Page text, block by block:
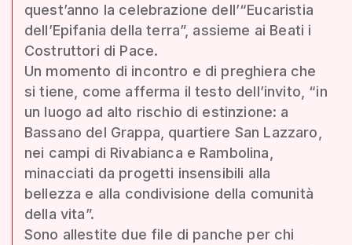
quest’anno la celebrazione dell’“Eucaristia
dell’Epifania della terra”, assieme ai Beati i
Costruttori di Pace.
Un momento di incontro e di preghiera che
si tiene, come afferma il testo dell’invito, “in
un luogo ad alto rischio di estinzione: a
Bassano del Grappa, quartiere San Lazzaro,
nei campi di Rivabianca e Rambolina,
minacciati da progetti insensibili alla
bellezza e alla condivisione della comunità
della vita”.
Sono allestite due file di panche per chi